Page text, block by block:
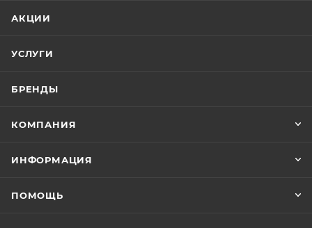
Цвет подбирается с помощью MOBIHEL веера
АКЦИИ
УСЛУГИ
БРЕНДЫ
КОМПАНИЯ
ИНФОРМАЦИЯ
ПОМОЩЬ